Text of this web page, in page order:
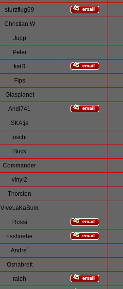
sturzflug69
Christian W
Jupp
Peter
kaiR
Fips
Glasplanet
Andi741
SKAtja
oschi
Buck
Commander
vinyl2
Thorsten
ViveLaKaBum
Rossi
risshoehe
Andre´
Osnabreit
ralph